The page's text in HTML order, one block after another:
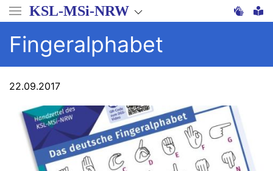
Direkt
zum
Inhalt
KSL-MSi-NRW
Fingeralphabet
22.09.2017